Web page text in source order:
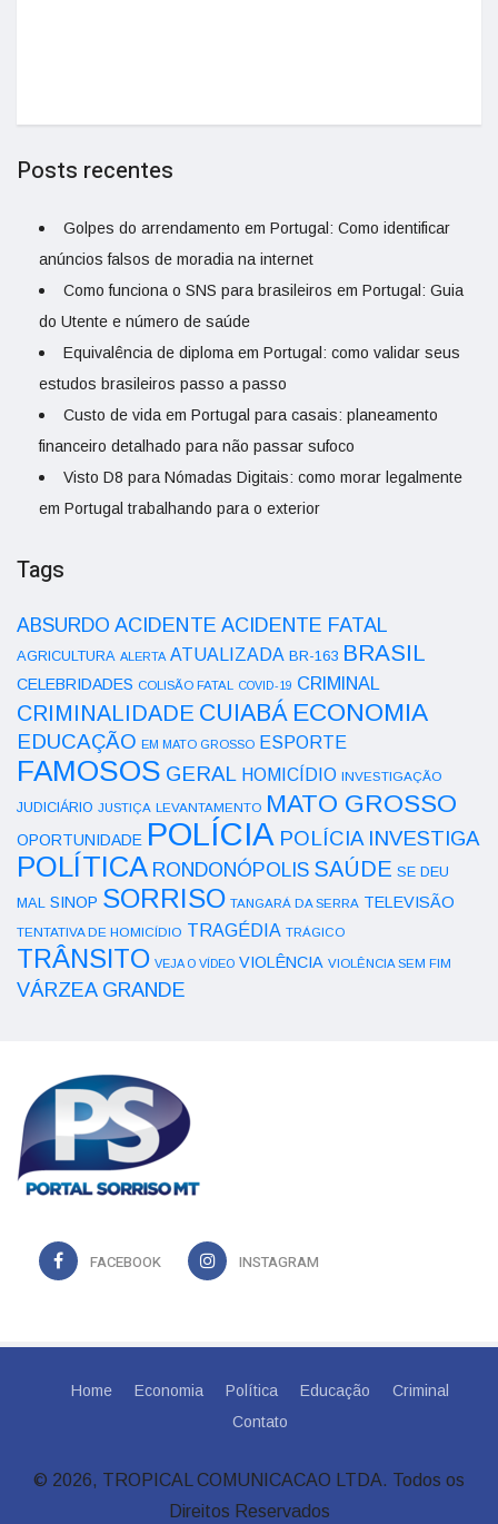
Posts recentes
Golpes do arrendamento em Portugal: Como identificar
anúncios falsos de moradia na internet
Como funciona o SNS para brasileiros em Portugal: Guia
do Utente e número de saúde
Equivalência de diploma em Portugal: como validar seus
estudos brasileiros passo a passo
Custo de vida em Portugal para casais: planeamento
financeiro detalhado para não passar sufoco
Visto D8 para Nómadas Digitais: como morar legalmente
em Portugal trabalhando para o exterior
Tags
ABSURDO ACIDENTE ACIDENTE FATAL
AGRICULTURA ALERTA ATUALIZADA BR-163 BRASIL
CELEBRIDADES COLISÃO FATAL COVID-19 CRIMINAL
CRIMINALIDADE CUIABÁ ECONOMIA
EDUCAÇÃO EM MATO GROSSO ESPORTE
FAMOSOS GERAL HOMICÍDIO INVESTIGAÇÃO
JUDICIÁRIO JUSTIÇA LEVANTAMENTO MATO GROSSO
OPORTUNIDADE POLÍCIA POLÍCIA INVESTIGA
POLÍTICA RONDONÓPOLIS SAÚDE SE DEU
MAL SINOP SORRISO TANGARÁ DA SERRA TELEVISÃO
TENTATIVA DE HOMICÍDIO TRAGÉDIA TRÁGICO
TRÂNSITO VEJA O VÍDEO VIOLÊNCIA VIOLÊNCIA SEM FIM
VÁRZEA GRANDE
FACEBOOK INSTAGRAM
Home Economia Política Educação
Criminal
Contato
© 2026, TROPICAL COMUNICACAO LTDA. Todos os
Direitos Reservados